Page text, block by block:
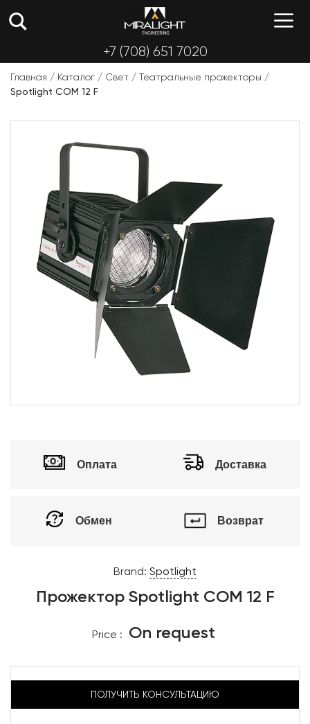
+7 (708) 651 7020
Главная / Каталог / Свет / Театральные прожекторы /
Spotlight COM 12 F
Оплата Доставка
Обмен Возврат
Brand: Spotlight
Прожектор Spotlight COM 12 F
Price : On request
ПОЛУЧИТЬ КОНСУЛЬТАЦИЮ